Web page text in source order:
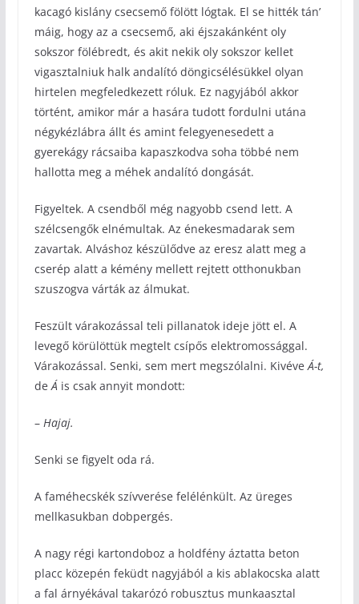
kacagó kislány csecsemő fölött lógtak. El se hitték tán’
máig, hogy az a csecsemő, aki éjszakánként oly
sokszor fölébredt, és akit nekik oly sokszor kellet
vigasztalniuk halk andalító döngicsélésükkel olyan
hirtelen megfeledkezett róluk. Ez nagyjából akkor
történt, amikor már a hasára tudott fordulni utána
négykézlábra állt és amint felegyenesedett a
gyerekágy rácsaiba kapaszkodva soha többé nem
hallotta meg a méhek andalító dongását.
Figyeltek. A csendből még nagyobb csend lett. A
szélcsengők elnémultak. Az énekesmadarak sem
zavartak. Alváshoz készülődve az eresz alatt meg a
cserép alatt a kémény mellett rejtett otthonukban
szuszogva várták az álmukat.
Feszült várakozással teli pillanatok ideje jött el. A
levegő körülöttük megtelt csípős elektromossággal.
Várakozással. Senki, sem mert megszólalni. Kivéve Á-t,
de Á is csak annyit mondott:
– Hajaj.
Senki se figyelt oda rá.
A faméhecskék szívverése felélénkült. Az üreges
mellkasukban dobpergés.
A nagy régi kartondoboz a holdfény áztatta beton
placc közepén feküdt nagyjából a kis ablakocska alatt
a fal árnyékával takarózó robusztus munkaasztal